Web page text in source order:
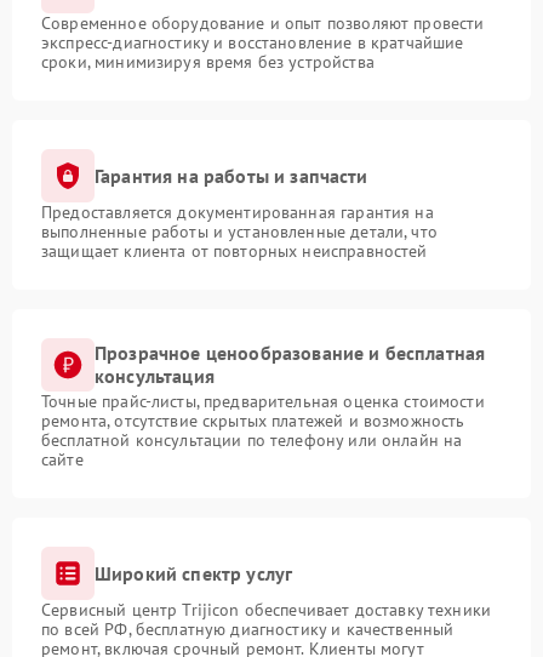
Современное оборудование и опыт позволяют провести
экспресс-диагностику и восстановление в кратчайшие
сроки, минимизируя время без устройства
Гарантия на работы и запчасти
Предоставляется документированная гарантия на
выполненные работы и установленные детали, что
защищает клиента от повторных неисправностей
Прозрачное ценообразование и бесплатная
консультация
Точные прайс-листы, предварительная оценка стоимости
ремонта, отсутствие скрытых платежей и возможность
бесплатной консультации по телефону или онлайн на
сайте
Широкий спектр услуг
Сервисный центр Trijicon обеспечивает доставку техники
по всей РФ, бесплатную диагностику и качественный
ремонт, включая срочный ремонт. Клиенты могут